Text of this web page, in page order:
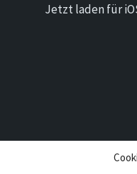
Jetzt laden für